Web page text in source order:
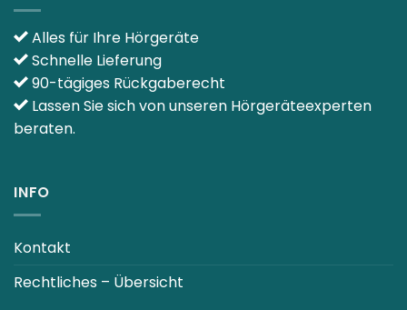
Alles für Ihre Hörgeräte
Schnelle Lieferung
90-tägiges Rückgaberecht
Lassen Sie sich von unseren Hörgeräteexperten
beraten.
INFO
Kontakt
Rechtliches – Übersicht